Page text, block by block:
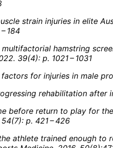
strain injuries in elite
184
hamstring
39(4): p. 1021 – 1031
for injuries in male
rehabilitation after
before return to play for
p. 421 – 426
athlete trained enough